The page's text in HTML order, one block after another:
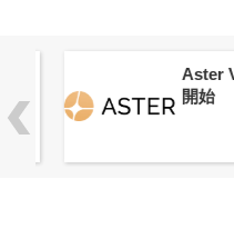
Aster
開始